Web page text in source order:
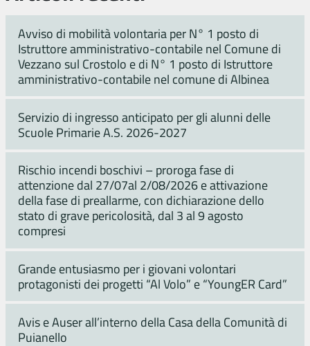
Avviso di mobilità volontaria per N° 1 posto di
Istruttore amministrativo-contabile nel Comune di
Vezzano sul Crostolo e di N° 1 posto di Istruttore
amministrativo-contabile nel comune di Albinea
Servizio di ingresso anticipato per gli alunni delle
Scuole Primarie A.S. 2026-2027
Rischio incendi boschivi – proroga fase di
attenzione dal 27/07al 2/08/2026 e attivazione
della fase di preallarme, con dichiarazione dello
stato di grave pericolosità, dal 3 al 9 agosto
compresi
Grande entusiasmo per i giovani volontari
protagonisti dei progetti “Al Volo” e “YoungER Card”
Avis e Auser all’interno della Casa della Comunità di
Puianello